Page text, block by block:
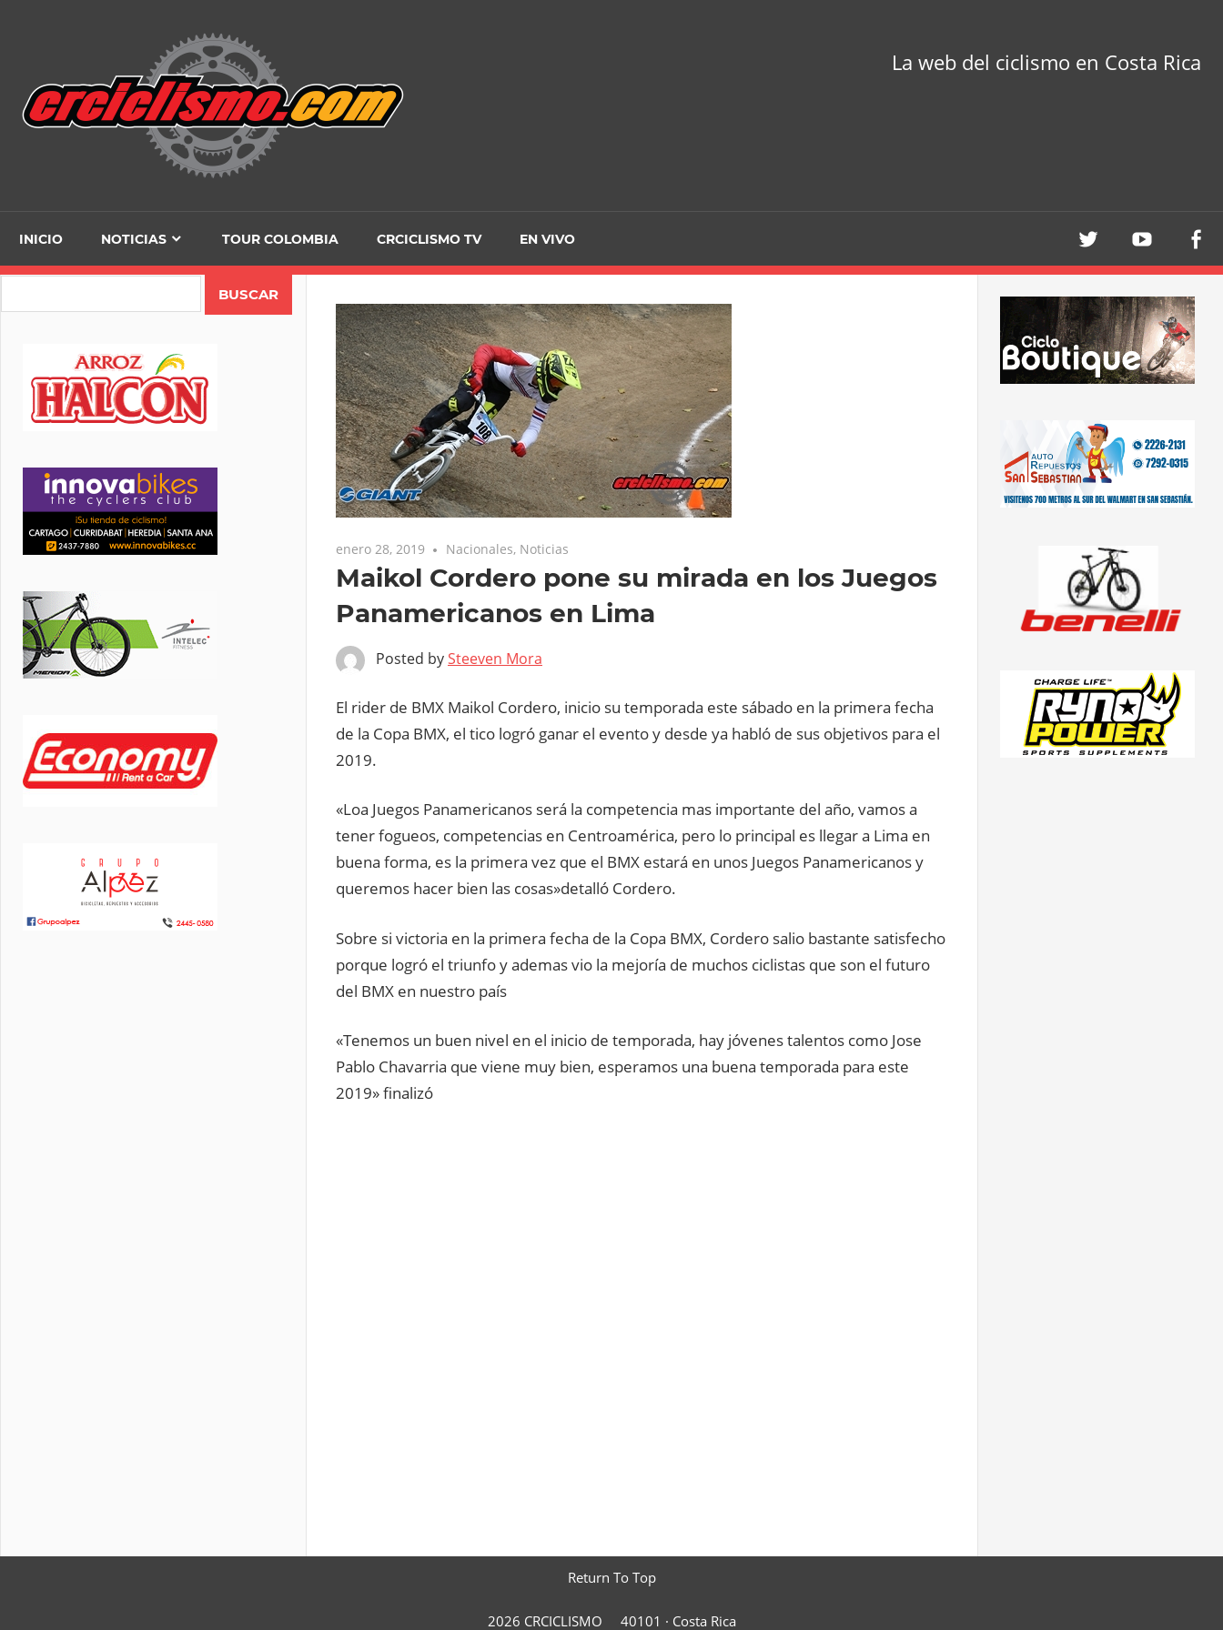
La web del ciclismo en Costa Rica
INICIO NOTICIAS TOUR COLOMBIA CRCICLISMO TV EN VIVO
enero 28, 2019 Nacionales, Noticias
Maikol Cordero pone su mirada en los Juegos
Panamericanos en Lima
Posted bySteeven Mora
El rider de BMX Maikol Cordero, inicio su temporada este sábado en la primera fecha
de la Copa BMX, el tico logró ganar el evento y desde ya habló de sus objetivos para el
2019.
«Loa Juegos Panamericanos será la competencia mas importante del año, vamos a
tener fogueos, competencias en Centroamérica, pero lo principal es llegar a Lima en
buena forma, es la primera vez que el BMX estará en unos Juegos Panamericanos y
queremos hacer bien las cosas»detalló Cordero.
Sobre si victoria en la primera fecha de la Copa BMX, Cordero salio bastante satisfecho
porque logró el triunfo y ademas vio la mejoría de muchos ciclistas que son el futuro
del BMX en nuestro país
«Tenemos un buen nivel en el inicio de temporada, hay jóvenes talentos como Jose
Pablo Chavarria que viene muy bien, esperamos una buena temporada para este
2019» finalizó
Return To Top
2026 CRCICLISMO 40101 · Costa Rica